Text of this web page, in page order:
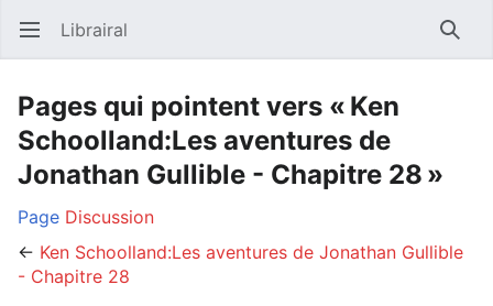
Ouvrir le menu principal Librairal
Pages qui pointent vers « Ken
Schoolland:Les aventures de
Jonathan Gullible - Chapitre 28 »
Page Discussion
← Ken Schoolland:Les aventures de Jonathan Gullible
- Chapitre 28